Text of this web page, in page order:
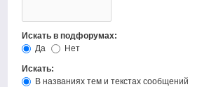
Искать в подфорумах:
Да
Нет
Искать:
В названиях тем и текстах сообщений